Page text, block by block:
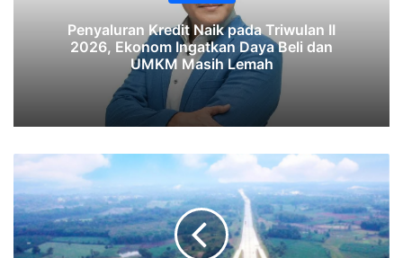
‎Penyaluran Kredit Naik pada Triwulan II
2026, Ekonom Ingatkan Daya Beli dan
UMKM Masih Lemah‎‎
Dukungan
WSBP
Perkuat
Konektivitas
di